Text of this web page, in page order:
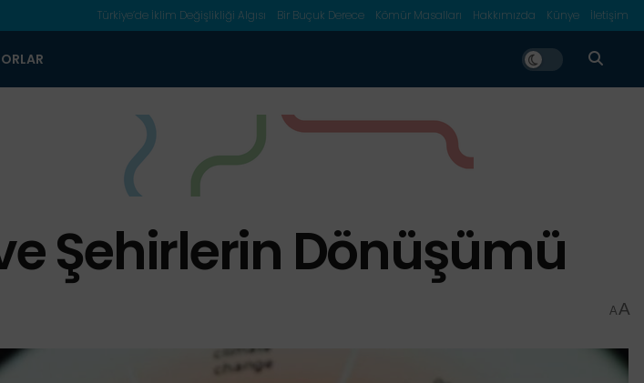
Türkiye’de İklim Değişlikliği Algısı Bir Buçuk Derece Kömür Masalları Hakkımızda Künye İletişim
Şehirlerin Dönüşümü
AA